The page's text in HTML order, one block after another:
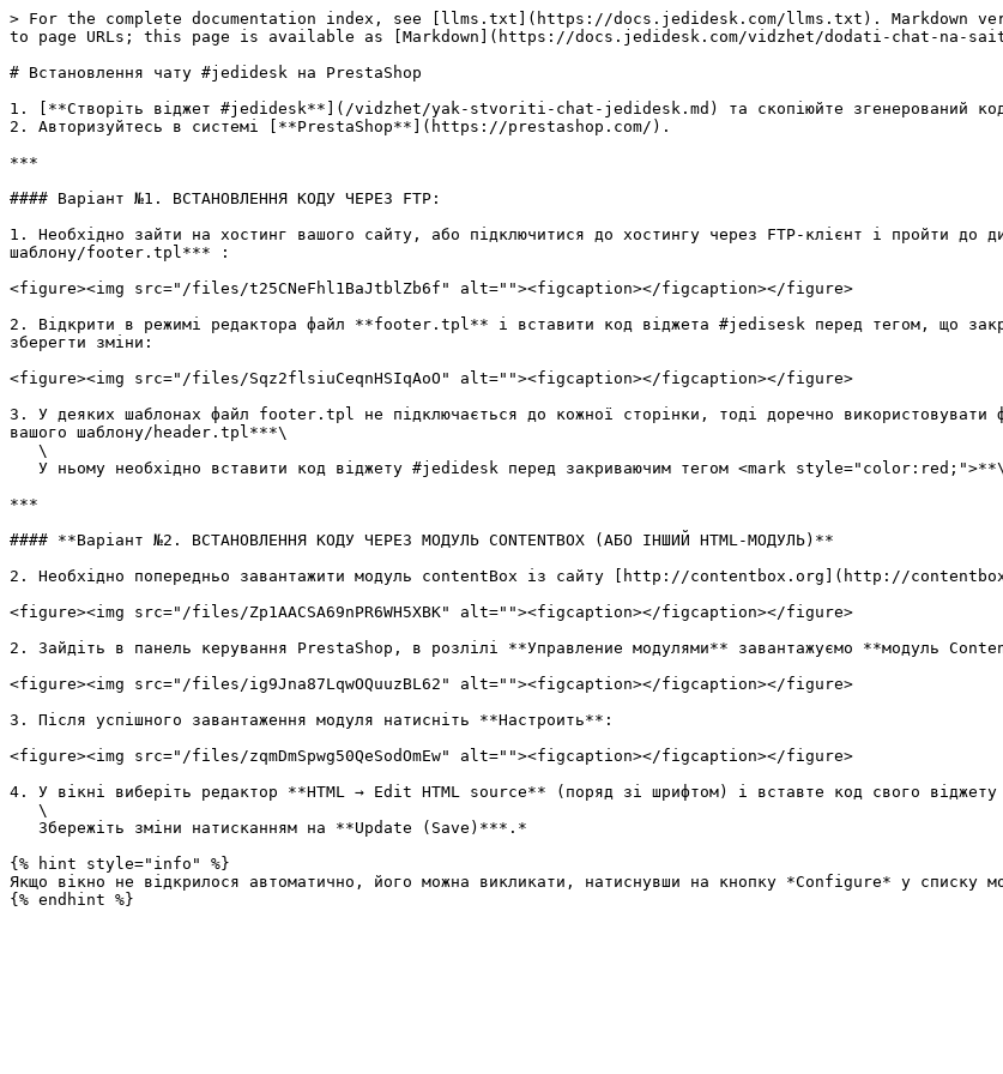
> For the complete documentation index, see [llms.txt](https://docs.jedidesk.com/llms.txt). Markdown
to page URLs; this page is available as [Markdown](https://docs.jedidesk.com/vidzhet/dodati-chat-na-
# Встановлення чату #jedidesk на PrestaShop
1. [**Створіть віджет #jedidesk**](/vidzhet/yak-stvoriti-chat-jedidesk.md) та скопіюйте згенерований
2. Авторизуйтесь в системі [**PrestaShop**](https://prestashop.com/).
***
#### Варіант №1. ВСТАНОВЛЕННЯ КОДУ ЧЕРЕЗ FTP:
1. Необхідно зайти на хостинг вашого сайту, або підключитися до хостингу через FTP-клієнт і пройти до
шаблону/footer.tpl*** :
<figure><img src="/files/t25CNeFhl1BaJtblZb6f" alt=""><figcaption></figcaption></figure>
2. Відкрити в режимі редактора файл **footer.tpl** і вставити код віджета #jedisesk перед тегом, що
зберегти зміни:
<figure><img src="/files/Sqz2flsiuCeqnHSIqAoO" alt=""><figcaption></figcaption></figure>
3. У деяких шаблонах файл footer.tpl не підключається до кожної сторінки, тоді доречно
вашого шаблону/header.tpl***\
***
#### **Варіант №2. ВСТАНОВЛЕННЯ КОДУ ЧЕРЕЗ МОДУЛЬ CONTENTBOX (АБО ІНШИЙ HTML-МОДУЛЬ)**
2. Необхідно попередньо завантажити модуль contentBox із сайту [http://contentbox.org](http://
<figure><img src="/files/Zp1AACSA69nPR6WH5XBK" alt=""><figcaption></figcaption></figure>
2. Зайдіть в панель керування PrestaShop, в розлілі **Управление модулями** завантажуємо **модуль
<figure><img src="/files/ig9Jna87LqwOQuuzBL62" alt=""><figcaption></figcaption></figure>
3. Після успішного завантаження модуля натисніть **Настроить**:
<figure><img src="/files/zqmDmSpwg50QeSodOmEw" alt=""><figcaption></figcaption></figure>
4. У вікні виберіть редактор **HTML → Edit HTML source** (поряд зі шрифтом) і вставте код свого
{% hint style="info" %}
Якщо вікно не відкрилося автоматично, його можна викликати, натиснувши на кнопку *Configure* у списку